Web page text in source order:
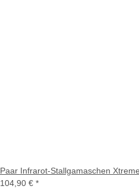
Paar Infrarot-Stallgamaschen
104,90 € *